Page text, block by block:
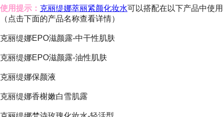
使用提示： 克丽缇娜萃丽紧颜化妆水可以搭配在以下产品中使用
（点击下面的产品名称查看详情）
克丽缇娜EPO滋颜露-中干性肌肤
克丽缇娜EPO滋颜露-油性肌肤
克丽缇娜保颜液
克丽缇娜香榭嫩白雪肌露